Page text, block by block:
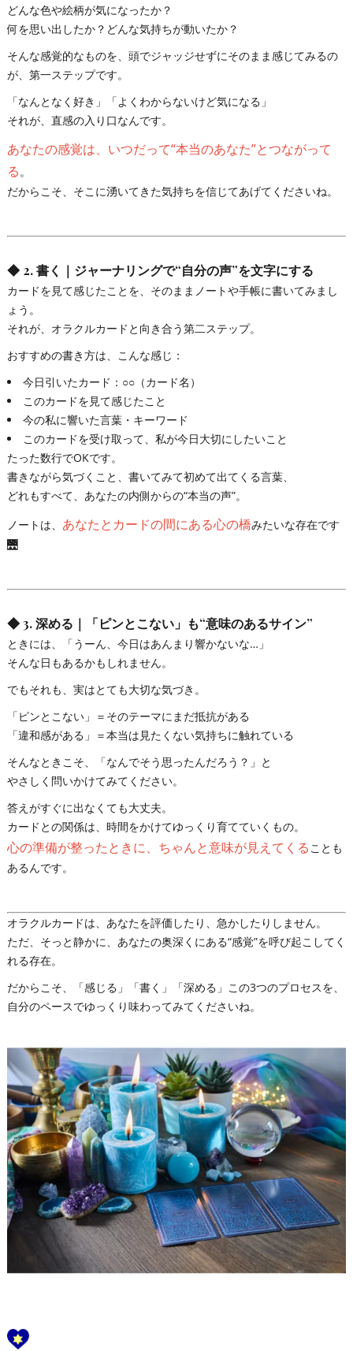
どんな色や絵柄が気になったか？
何を思い出したか？どんな気持ちが動いたか？
そんな感覚的なものを、頭でジャッジせずにそのまま感じてみるの
が、第一ステップです。
「なんとなく好き」「よくわからないけど気になる」
それが、直感の入り口なんです。
あなたの感覚は、いつだって“本当のあなた”とつながって
る。
だからこそ、そこに湧いてきた気持ちを信じてあげてくださいね。
◆2. 書く｜ジャーナリングで“自分の声”を文字にする
カードを見て感じたことを、そのままノートや手帳に書いてみまし
ょう。
それが、オラクルカードと向き合う第二ステップ。
おすすめの書き方は、こんな感じ：
今日引いたカード：○○（カード名）
このカードを見て感じたこと
今の私に響いた言葉・キーワード
このカードを受け取って、私が今日大切にしたいこと
たった数行でOKです。
書きながら気づくこと、書いてみて初めて出てくる言葉、
どれもすべて、あなたの内側からの“本当の声”。
ノートは、 あなたとカードの間にある心の橋みたいな存在です
🌉
◆3. 深める｜「ピンとこない」も“意味のあるサイン”
ときには、「うーん、今日はあんまり響かないな…」
そんな日もあるかもしれません。
でもそれも、実はとても大切な気づき。
「ピンとこない」＝そのテーマにまだ抵抗がある
「違和感がある」＝本当は見たくない気持ちに触れている
そんなときこそ、「なんでそう思ったんだろう？」と
やさしく問いかけてみてください。
答えがすぐに出なくても大丈夫。
カードとの関係は、時間をかけてゆっくり育てていくもの。
心の準備が整ったときに、ちゃんと意味が見えてくることも
あるんです。
オラクルカードは、あなたを評価したり、急かしたりしません。
ただ、そっと静かに、あなたの奥深くにある“感覚”を呼び起こしてく
れる存在。
だからこそ、「感じる」「書く」「深める」この3つのプロセスを、
自分のペースでゆっくり味わってみてくださいね。